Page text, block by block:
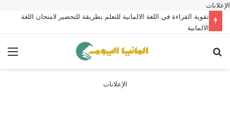
الإعلانات
تقوية القراءة في اللغة الالمانية للتعلم بطريقة للتحضير لامتحان اللغة
الالمانية
الإعلانات